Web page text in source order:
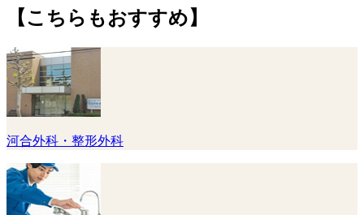
【こちらもおすすめ】
河合外科・整形外科